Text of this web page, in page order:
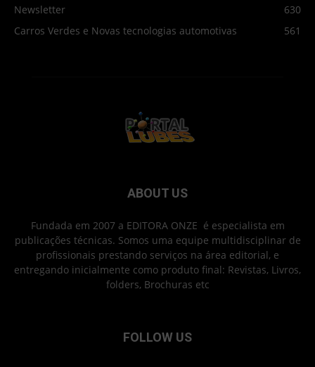
Newsletter
630
Carros Verdes e Novas tecnologias automotivas
561
ABOUT US
Fundada em 2007 a EDITORA ONZE é especialista em
publicações técnicas. Somos uma equipe multidisciplinar de
profissionais prestando serviços na área editorial, e
entregando inicialmente como produto final: Revistas, Livros,
folders, Brochuras etc
FOLLOW US